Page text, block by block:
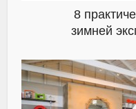
8
зимней